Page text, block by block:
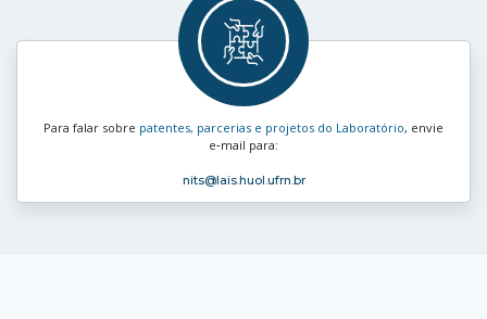
Para falar sobre patentes, parcerias e projetos do Laboratório, envie
e‑mail para:
nits@lais.huol.ufrn.br